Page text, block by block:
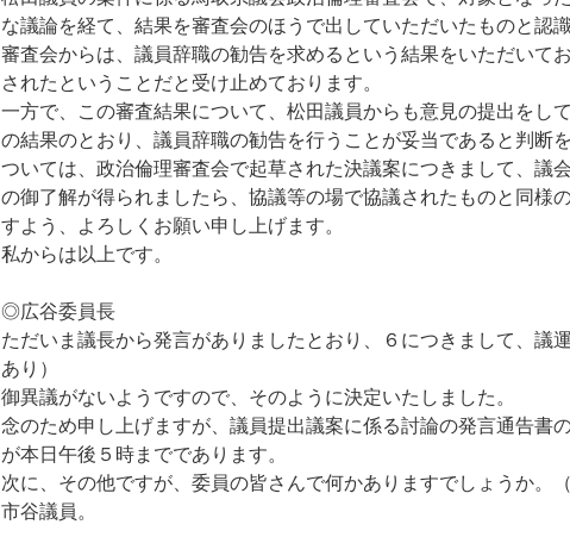
な議論を経て、結果を審査会のほうで出していただいたものと認
審査会からは、議員辞職の勧告を求めるという結果をいただいて
されたということだと受け止めております。
一方で、この審査結果について、松田議員からも意見の提出をし
の結果のとおり、議員辞職の勧告を行うことが妥当であると判断
ついては、政治倫理審査会で起草された決議案につきまして、議
の御了解が得られましたら、協議等の場で協議されたものと同様
すよう、よろしくお願い申し上げます。
私からは以上です。
◎広谷委員長
ただいま議長から発言がありましたとおり、６につきまして、議
あり）
御異議がないようですので、そのように決定いたしました。
念のため申し上げますが、議員提出議案に係る討論の発言通告書
が本日午後５時までであります。
次に、その他ですが、委員の皆さんで何かありますでしょうか。
市谷議員。